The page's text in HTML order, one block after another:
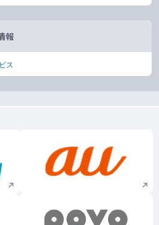
報
ス
で開く 新規ウィンドウで